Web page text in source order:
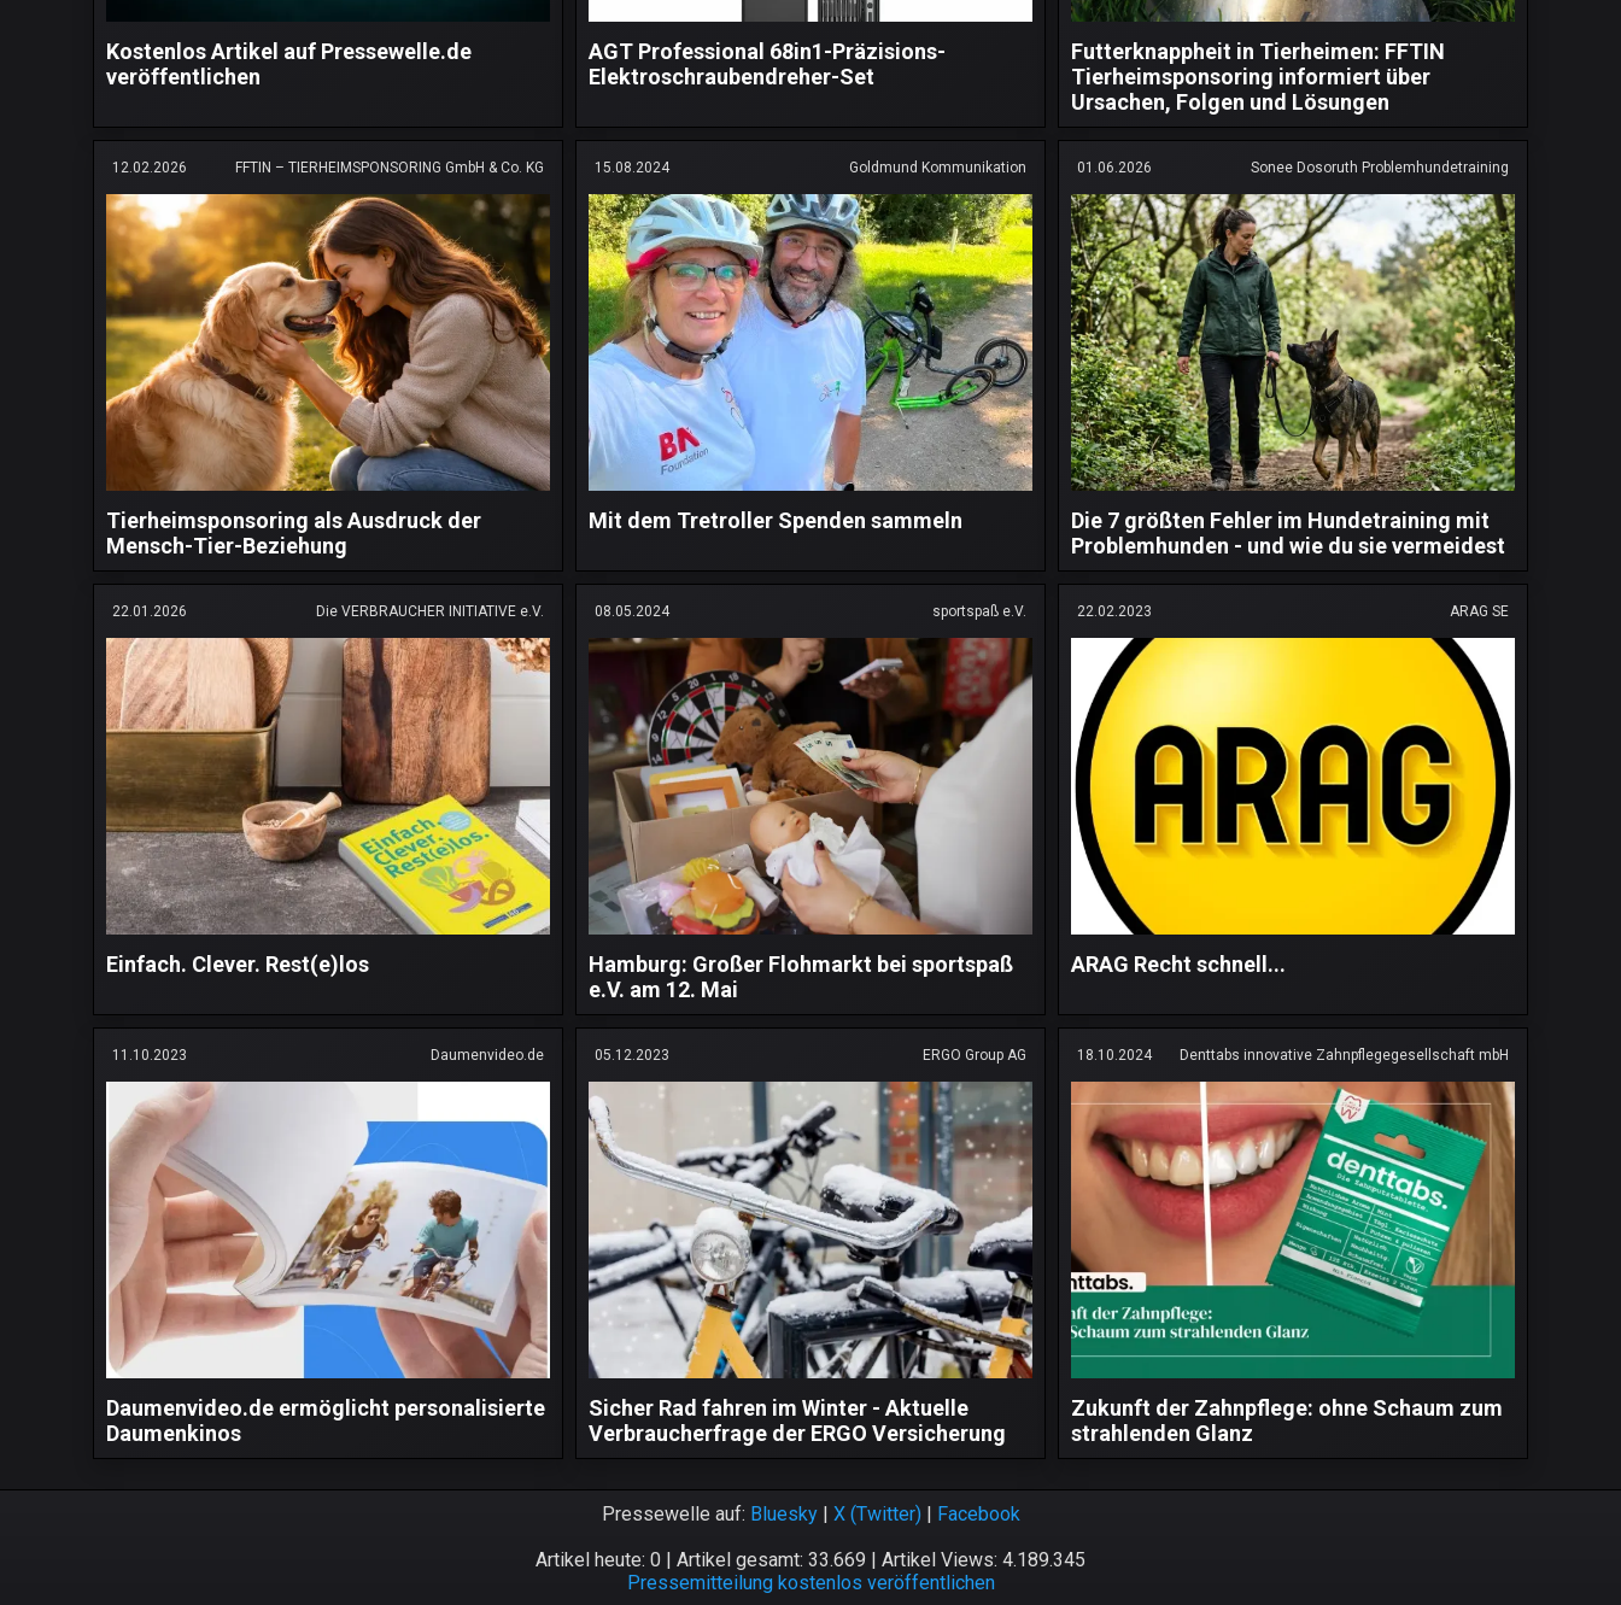
Kostenlos Artikel auf Pressewelle.de
veröffentlichen
AGT Professional 68in1-Präzisions-
Elektroschraubendreher-Set
Futterknappheit in Tierheimen: FFTIN
Tierheimsponsoring informiert über
Ursachen, Folgen und Lösungen
12.02.2026 FFTIN – TIERHEIMSPONSORING GmbH & Co. KG
Tierheimsponsoring als Ausdruck der
Mensch-Tier-Beziehung
15.08.2024 Goldmund Kommunikation
Mit dem Tretroller Spenden sammeln
01.06.2026 Sonee Dosoruth Problemhundetraining
Die 7 größten Fehler im Hundetraining mit
Problemhunden - und wie du sie vermeidest
22.01.2026 Die VERBRAUCHER INITIATIVE e.V.
Einfach. Clever. Rest(e)los
08.05.2024 sportspaß e.V.
Hamburg: Großer Flohmarkt bei sportspaß
e.V. am 12. Mai
22.02.2023 ARAG SE
ARAG Recht schnell...
11.10.2023 Daumenvideo.de
Daumenvideo.de ermöglicht personalisierte
Daumenkinos
05.12.2023 ERGO Group AG
Sicher Rad fahren im Winter - Aktuelle
Verbraucherfrage der ERGO Versicherung
18.10.2024 Denttabs innovative Zahnpflegegesellschaft mbH
Zukunft der Zahnpflege: ohne Schaum zum
strahlenden Glanz
Pressewelle auf: Bluesky| X (Twitter)| Facebook
Artikel heute: 0 | Artikel gesamt: 33.669 | Artikel Views: 4.189.345
Pressemitteilung kostenlos veröffentlichen